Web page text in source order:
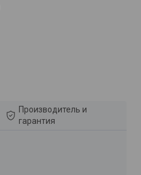
Производитель и
гарантия